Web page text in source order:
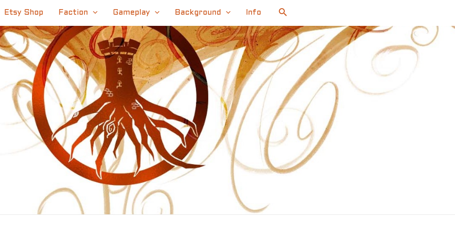
Etsy Shop Faction Gameplay Background Info Search